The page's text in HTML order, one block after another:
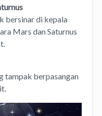
bersinar di kepala
Mars dan Saturnus
tampak berpasangan